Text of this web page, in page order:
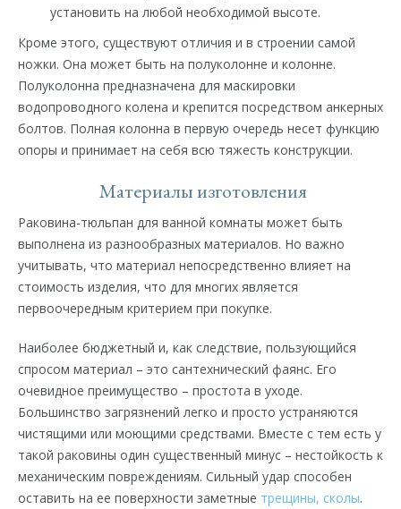
установить на любой необходимой высоте.
Кроме этого, существуют отличия и в строении самой
ножки. Она может быть на полуколонне и колонне.
Полуколонна предназначена для маскировки
водопроводного колена и крепится посредством анкерных
болтов. Полная колонна в первую очередь несет функцию
опоры и принимает на себя всю тяжесть конструкции.
Материалы изготовления
Раковина-тюльпан для ванной комнаты может быть
выполнена из разнообразных материалов. Но важно
учитывать, что материал непосредственно влияет на
стоимость изделия, что для многих является
первоочередным критерием при покупке.
Наиболее бюджетный и, как следствие, пользующийся
спросом материал – это сантехнический фаянс. Его
очевидное преимущество – простота в уходе.
Большинство загрязнений легко и просто устраняются
чистящими или моющими средствами. Вместе с тем есть у
такой раковины один существенный минус – нестойкость к
механическим повреждениям. Сильный удар способен
оставить на ее поверхности заметные трещины, сколы.